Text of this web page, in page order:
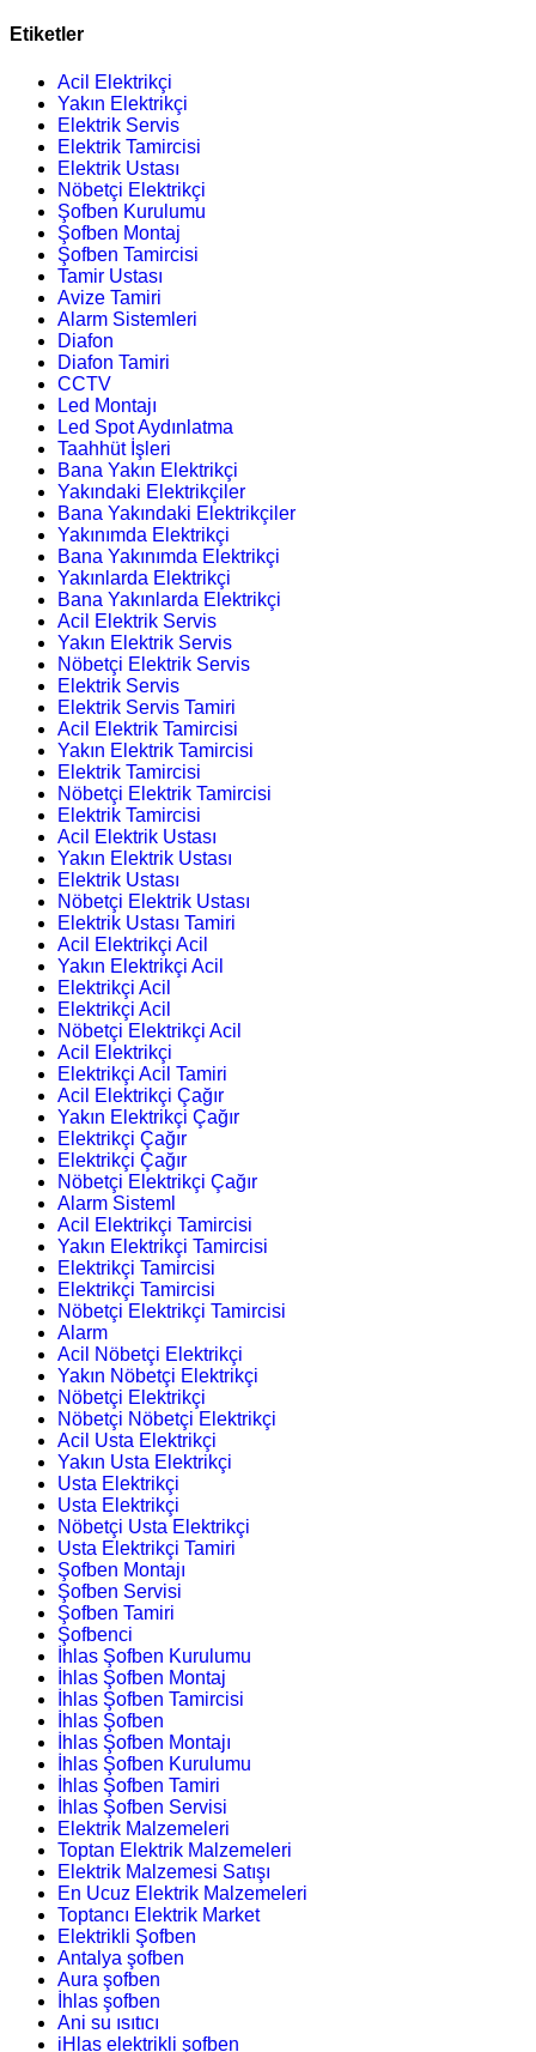
Etiketler
Acil Elektrikçi
Yakın Elektrikçi
Elektrik Servis
Elektrik Tamircisi
Elektrik Ustası
Nöbetçi Elektrikçi
Şofben Kurulumu
Şofben Montaj
Şofben Tamircisi
Tamir Ustası
Avize Tamiri
Alarm Sistemleri
Diafon
Diafon Tamiri
CCTV
Led Montajı
Led Spot Aydınlatma
Taahhüt İşleri
Bana Yakın Elektrikçi
Yakındaki Elektrikçiler
Bana Yakındaki Elektrikçiler
Yakınımda Elektrikçi
Bana Yakınımda Elektrikçi
Yakınlarda Elektrikçi
Bana Yakınlarda Elektrikçi
Acil Elektrik Servis
Yakın Elektrik Servis
Nöbetçi Elektrik Servis
Elektrik Servis
Elektrik Servis Tamiri
Acil Elektrik Tamircisi
Yakın Elektrik Tamircisi
Elektrik Tamircisi
Nöbetçi Elektrik Tamircisi
Elektrik Tamircisi
Acil Elektrik Ustası
Yakın Elektrik Ustası
Elektrik Ustası
Nöbetçi Elektrik Ustası
Elektrik Ustası Tamiri
Acil Elektrikçi Acil
Yakın Elektrikçi Acil
Elektrikçi Acil
Elektrikçi Acil
Nöbetçi Elektrikçi Acil
Acil Elektrikçi
Elektrikçi Acil Tamiri
Acil Elektrikçi Çağır
Yakın Elektrikçi Çağır
Elektrikçi Çağır
Elektrikçi Çağır
Nöbetçi Elektrikçi Çağır
Alarm Sisteml
Acil Elektrikçi Tamircisi
Yakın Elektrikçi Tamircisi
Elektrikçi Tamircisi
Elektrikçi Tamircisi
Nöbetçi Elektrikçi Tamircisi
Alarm
Acil Nöbetçi Elektrikçi
Yakın Nöbetçi Elektrikçi
Nöbetçi Elektrikçi
Nöbetçi Nöbetçi Elektrikçi
Acil Usta Elektrikçi
Yakın Usta Elektrikçi
Usta Elektrikçi
Usta Elektrikçi
Nöbetçi Usta Elektrikçi
Usta Elektrikçi Tamiri
Şofben Montajı
Şofben Servisi
Şofben Tamiri
Şofbenci
İhlas Şofben Kurulumu
İhlas Şofben Montaj
İhlas Şofben Tamircisi
İhlas Şofben
İhlas Şofben Montajı
İhlas Şofben Kurulumu
İhlas Şofben Tamiri
İhlas Şofben Servisi
Elektrik Malzemeleri
Toptan Elektrik Malzemeleri
Elektrik Malzemesi Satışı
En Ucuz Elektrik Malzemeleri
Toptancı Elektrik Market
Elektrikli Şofben
Antalya şofben
Aura şofben
İhlas şofben
Ani su ısıtıcı
iHlas elektrikli şofben